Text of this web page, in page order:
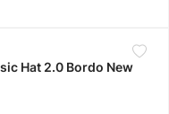
Hat 2.0 Bordo New